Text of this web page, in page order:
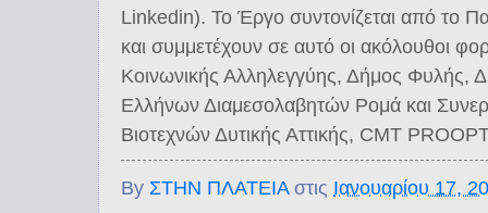
Linkedin). To Έργο συντονίζεται από το
και συμμετέχουν σε αυτό οι ακόλουθοι
Κοινωνικής Αλληλεγγύης, Δήμος Φυλής,
Ελλήνων Διαμεσολαβητών Ρομά και
Βιοτεχνών Δυτικής Αττικής, CMT
By ΣΤΗΝ ΠΛΑΤΕΙΑ στις Ιανουαρίου 17,